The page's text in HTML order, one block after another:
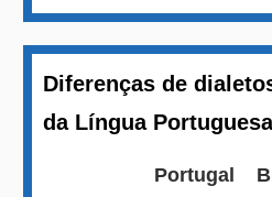
Diferenças de
da Língua
Portugal